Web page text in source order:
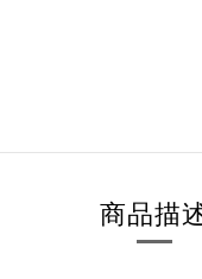
商品描